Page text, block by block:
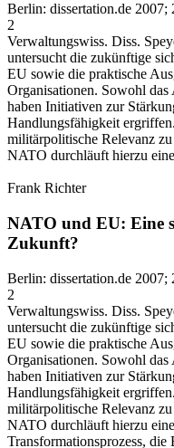
Berlin: dissertation.de 2007;
2
Verwaltungswiss. Diss.
untersucht die zukünftige
EU sowie die praktische
Organisationen. Sowohl
haben Initiativen zur
Handlungsfähigkeit
militärpolitische Relevanz
NATO durchläuft hierzu
Frank Richter
NATO und EU: Eine
Zukunft?
Berlin: dissertation.de 2007;
2
Verwaltungswiss. Diss.
untersucht die zukünftige
EU sowie die praktische
Organisationen. Sowohl
haben Initiativen zur
Handlungsfähigkeit
militärpolitische Relevanz
NATO durchläuft hierzu
Transformationsprozess,